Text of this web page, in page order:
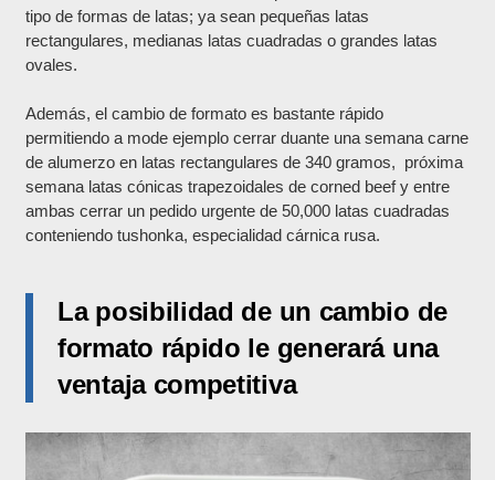
tipo de formas de latas; ya sean pequeñas latas
rectangulares, medianas latas cuadradas o grandes latas
ovales.
Además, el cambio de formato es bastante rápido
permitiendo a mode ejemplo cerrar duante una semana carne
de alumerzo en latas rectangulares de 340 gramos, próxima
semana latas cónicas trapezoidales de corned beef y entre
ambas cerrar un pedido urgente de 50,000 latas cuadradas
conteniendo tushonka, especialidad cárnica rusa.
La posibilidad de un cambio de
formato rápido le generará una
ventaja competitiva